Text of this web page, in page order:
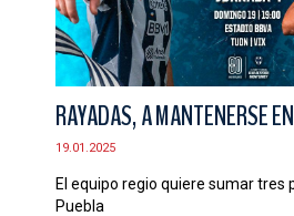
RAYADAS, A MANTENERSE
19.01.2025
El equipo regio quiere sumar tres
Puebla